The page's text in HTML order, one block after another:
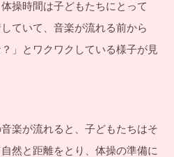
操時間は子どもたちにとって
ていて、音楽が流れる前から
」とワクワクしている様子が見
楽が流れると、子どもたちはそ
然と距離をとり、体操の準備に